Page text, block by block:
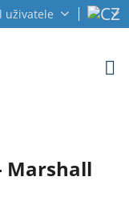
uživatele
Marshall